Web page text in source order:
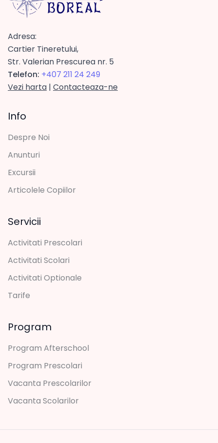
Adresa:
Cartier Tineretului,
Str. Valerian Prescurea nr. 5
Telefon: +407 211 24 249
Vezi harta | Contacteaza-ne
Info
Despre Noi
Anunturi
Excursii
Articolele Copiilor
Servicii
Activitati Prescolari
Activitati Scolari
Activitati Optionale
Tarife
Program
Program Afterschool
Program Prescolari
Vacanta Prescolarilor
Vacanta Scolarilor